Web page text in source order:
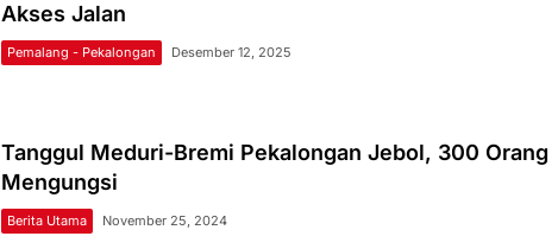
Akses Jalan
Pemalang - Pekalongan Desember 12, 2025
Tanggul Meduri-Bremi Pekalongan Jebol, 300 Orang
Mengungsi
Berita Utama November 25, 2024